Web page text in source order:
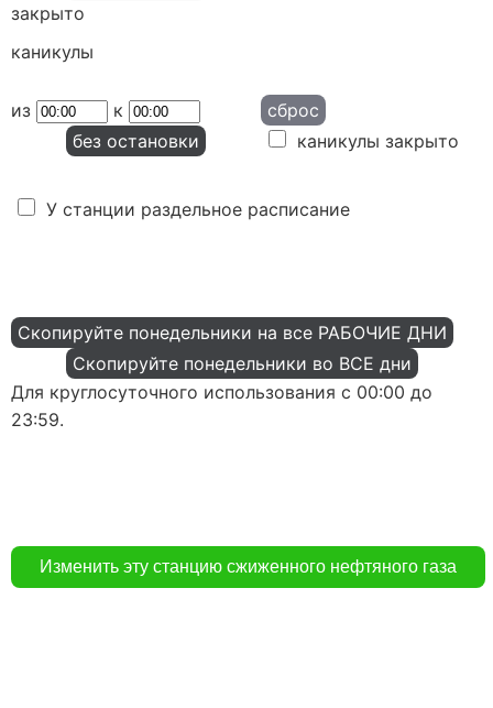
закрыто
каникулы
из к
сброс
без остановки
каникулы закрыто
У станции раздельное расписание
Скопируйте понедельники на все РАБОЧИЕ ДНИ
Скопируйте понедельники во ВСЕ дни
Для круглосуточного использования с 00:00 до
23:59.